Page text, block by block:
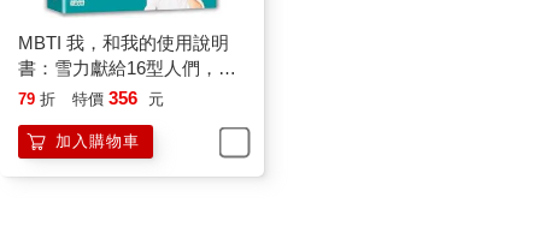
MBTI 我，和我的使用說明
書：雪力獻給16型人們，找
到最舒服的自己
79 折 特價 356 元
加入購物車